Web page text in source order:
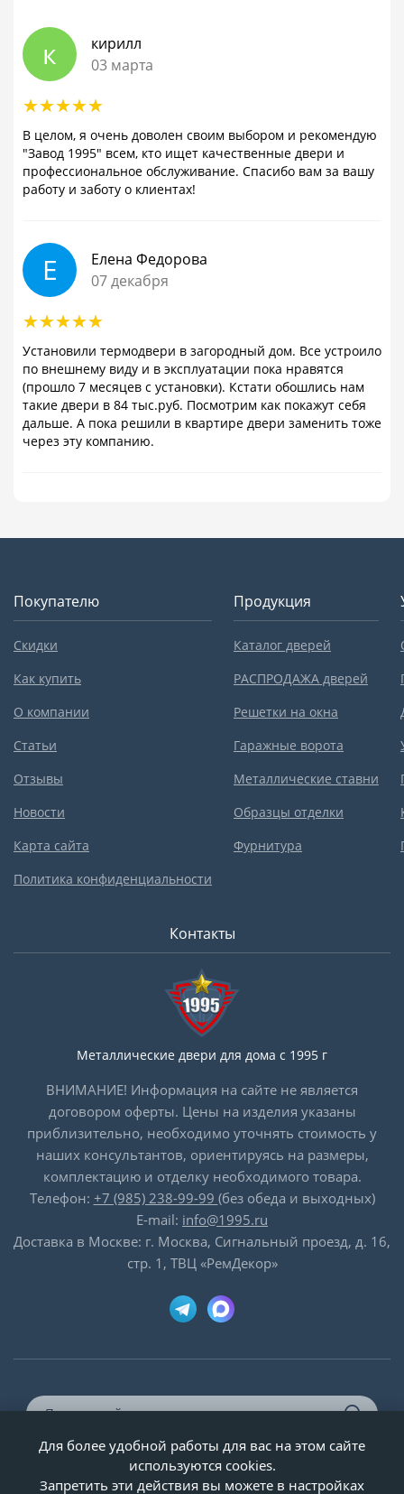
к
кирилл
03 марта
В целом, я очень доволен своим выбором и рекомендую
"Завод 1995" всем, кто ищет качественные двери и
профессиональное обслуживание. Спасибо вам за вашу
работу и заботу о клиентах!
Е
Елена Федорова
07 декабря
Установили термодвери в загородный дом. Все устроило
по внешнему виду и в эксплуатации пока нравятся
(прошло 7 месяцев с установки). Кстати обошлись нам
такие двери в 84 тыс.руб. Посмотрим как покажут себя
дальше. А пока решили в квартире двери заменить тоже
через эту компанию.
Покупателю
Скидки
Как купить
О компании
Статьи
Отзывы
Новости
Карта сайта
Политика конфиденциальности
Продукция
Каталог дверей
РАСПРОДАЖА дверей
Решетки на окна
Гаражные ворота
Металлические ставни
Образцы отделки
Фурнитура
Контакты
Металлические двери для дома с 1995 г
ВНИМАНИЕ! Информация на сайте не является
договором оферты. Цены на изделия указаны
приблизительно, необходимо уточнять стоимость у
наших консультантов, ориентируясь на размеры,
комплектацию и отделку необходимого товара.
Телефон: +7 (985) 238-99-99 (без обеда и выходных)
E-mail: info@1995.ru
Доставка в Москве: г. Москва, Сигнальный проезд, д. 16,
стр. 1, ТВЦ «РемДекор»
© ООО «Двери-и-точка», ИНН 5020092947, 1995-2026 г.
Для более удобной работы для вас на этом сайте
используются cookies.
Запретить эти действия вы можете в настройках